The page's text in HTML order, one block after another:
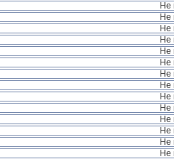
Не
Не
Не
Не
Не
Не
Не
Не
Не
Не
Не
Не
Не
Не